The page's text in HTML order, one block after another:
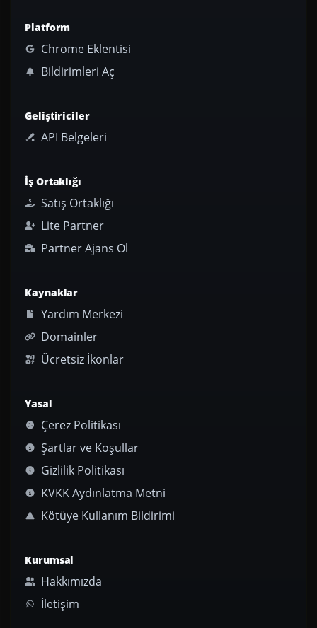
Platform
Chrome Eklentisi
Bildirimleri Aç
Geliştiriciler
API Belgeleri
İş Ortaklığı
Satış Ortaklığı
Lite Partner
Partner Ajans Ol
Kaynaklar
Yardım Merkezi
Domainler
Ücretsiz İkonlar
Yasal
Çerez Politikası
Şartlar ve Koşullar
Gizlilik Politikası
KVKK Aydınlatma Metni
Kötüye Kullanım Bildirimi
Kurumsal
Hakkımızda
İletişim